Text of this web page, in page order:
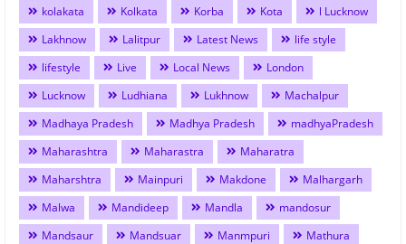
kolakata
Kolkata Korba Kota
l Lucknow
Lakhnow
Lalitpur Latest News
life style
lifestyle
Live Local News
London
Lucknow
Ludhiana Lukhnow
Machalpur
Madhaya Pradesh
Madhya Pradesh
madhyaPradesh
Maharashtra
Maharastra
Maharatra
Maharshtra
Mainpuri Makdone
Malhargarh
Malwa
Mandideep Mandla
mandosur
Mandsaur
Mandsuar Manmpuri
Mathura